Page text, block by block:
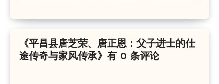
《平昌县唐芝荣、唐正恩：父子进士的仕
途传奇与家风传承》有 0 条评论